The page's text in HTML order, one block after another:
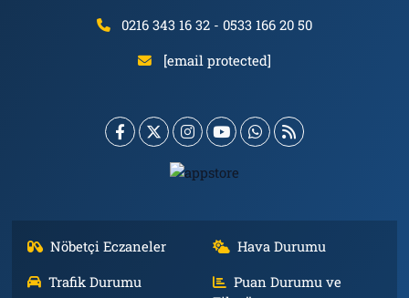
0216 343 16 32 - 0533 166 20 50
[email protected]
Nöbetçi Eczaneler
Hava Durumu
Trafik Durumu
Puan Durumu ve